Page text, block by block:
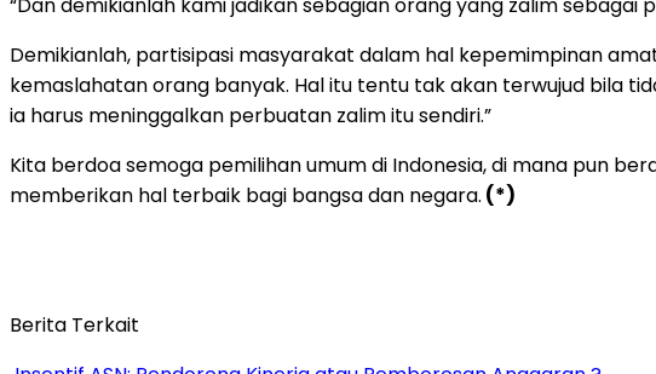
Demikianlah, partisipasi masyarakat dalam hal kepemimpinan
kemaslahatan orang banyak. Hal itu tentu tak akan terwujud bila
ia harus meninggalkan perbuatan zalim itu sendiri.”
Kita berdoa semoga pemilihan umum di Indonesia, di mana pun
memberikan hal terbaik bagi bangsa dan negara. (*)
Berita Terkait